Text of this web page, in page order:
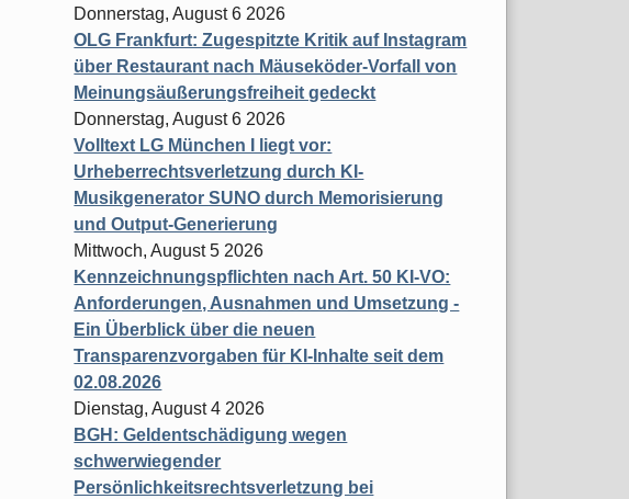
Donnerstag, August 6 2026
OLG Frankfurt: Zugespitzte Kritik auf Instagram
über Restaurant nach Mäuseköder-Vorfall von
Meinungsäußerungsfreiheit gedeckt
Donnerstag, August 6 2026
Volltext LG München I liegt vor:
Urheberrechtsverletzung durch KI-
Musikgenerator SUNO durch Memorisierung
und Output-Generierung
Mittwoch, August 5 2026
Kennzeichnungspflichten nach Art. 50 KI-VO:
Anforderungen, Ausnahmen und Umsetzung -
Ein Überblick über die neuen
Transparenzvorgaben für KI-Inhalte seit dem
02.08.2026
Dienstag, August 4 2026
BGH: Geldentschädigung wegen
schwerwiegender
Persönlichkeitsrechtsverletzung bei